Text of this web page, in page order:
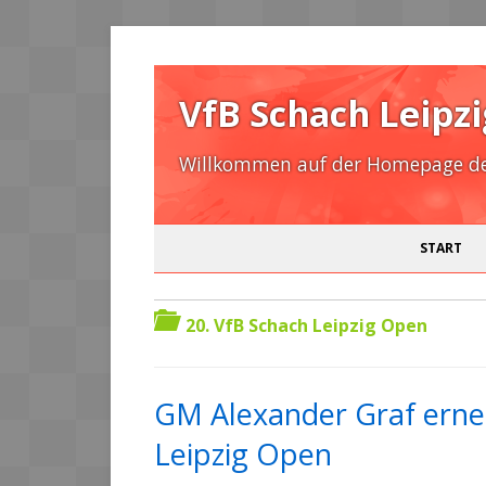
VfB Schach
Willkommen auf der Homepage
START
20. VfB Schach Leipzig Open
GM Alexander Graf
Leipzig Open